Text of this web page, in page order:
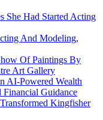
She Had Started Acting
And Modeling,
Of Paintings By
Art Gallery
AI-Powered Wealth
Financial Guidance
Kingfisher